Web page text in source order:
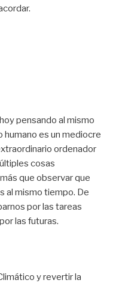
pensando al mismo
humano es un mediocre
ordenador
cosas
que observar que
al mismo tiempo. De
por las tareas
las futuras.
y revertir la